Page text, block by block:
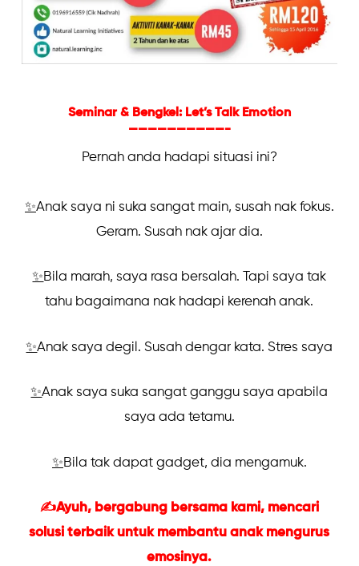
Seminar & Bengkel: Let’s Talk Emotion
——————————-
Pernah anda hadapi situasi ini?
✨Anak saya ni suka sangat main, susah nak fokus.
Geram. Susah nak ajar dia.
✨Bila marah, saya rasa bersalah. Tapi saya tak
tahu bagaimana nak hadapi kerenah anak.
✨Anak saya degil. Susah dengar kata. Stres saya
✨Anak saya suka sangat ganggu saya apabila
saya ada tetamu.
✨Bila tak dapat gadget, dia mengamuk.
✍Ayuh, bergabung bersama kami, mencari
solusi terbaik untuk membantu anak mengurus
emosinya.